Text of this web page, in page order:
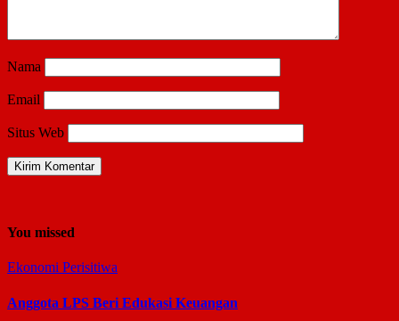
Nama
Email
Situs Web
You missed
Ekonomi Perisitiwa
Anggota LPS Beri Edukasi Keuangan